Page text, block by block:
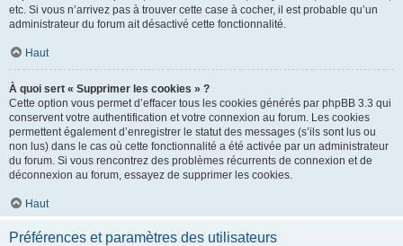
etc. Si vous n’arrivez pas à trouver cette case à cocher, il est probable qu’un
administrateur du forum ait désactivé cette fonctionnalité.
Haut
À quoi sert « Supprimer les cookies » ?
Cette option vous permet d’effacer tous les cookies générés par phpBB 3.3 qui
conservent votre authentification et votre connexion au forum. Les cookies
permettent également d’enregistrer le statut des messages (s’ils sont lus ou
non lus) dans le cas où cette fonctionnalité a été activée par un administrateur
du forum. Si vous rencontrez des problèmes récurrents de connexion et de
déconnexion au forum, essayez de supprimer les cookies.
Haut
Préférences et paramètres des utilisateurs